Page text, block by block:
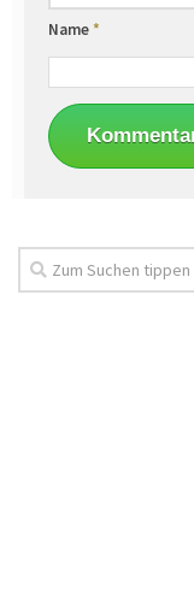
Name*